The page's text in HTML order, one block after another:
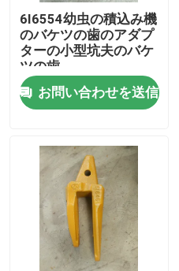
6I6554幼虫の積込み機
のバケツの歯のアダプ
ターの小型坑夫のバケ
ツの歯
お問い合わせを送信